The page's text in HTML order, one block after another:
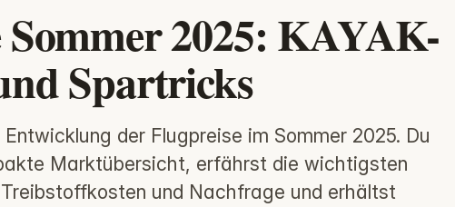
2025: KAYAK-
Spartricks
der Flugpreise im Sommer 2025. Du
Marktübersicht, erfährst die wichtigsten
und Nachfrage und erhältst